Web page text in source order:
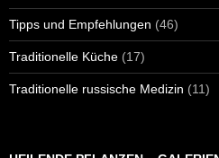
Tipps und Empfehlungen (46)
Traditionelle Küche (17)
Traditionelle russische Medizin (11)